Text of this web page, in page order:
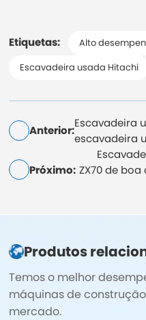
Etiquetas:
Alto
Escavadeira usada Hitachi
Anterior:
Escavadeira
escavadeira
Próximo: ZX70 de
Produtos
Temos o melhor
máquinas de
mercado.